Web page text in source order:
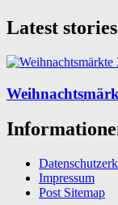
Latest stories
Impressum
Post Sitemap